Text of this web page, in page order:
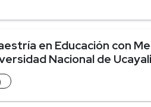
en Educación con
Nacional de